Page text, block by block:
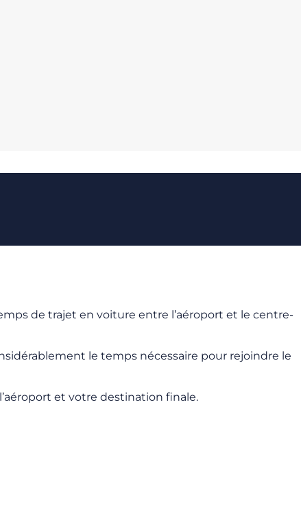
de trajet en voiture entre l’aéroport et le centre-
le temps nécessaire pour rejoindre le
et votre destination finale.